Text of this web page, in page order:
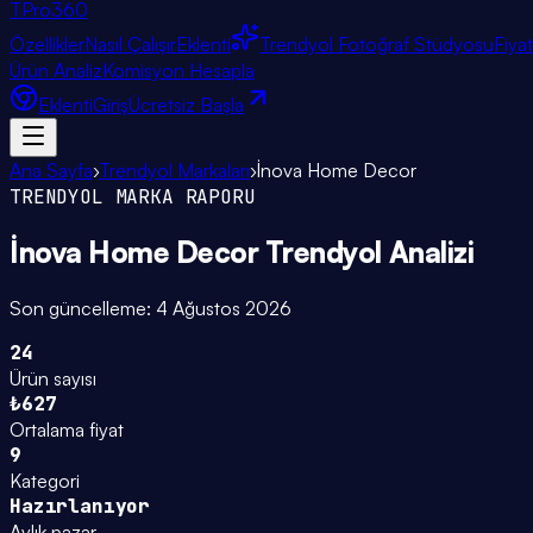
TPro360
ÖzelliklerNasıl ÇalışırEklenti Trendyol Fotoğraf Stüdyosu
Ürün AnalizKomisyon Hesapla
EklentiGirişÜcretsiz Başla
Ana Sayfa›Trendyol Markaları›İnova Home Decor
TRENDYOL MARKA RAPORU
İnova Home Decor Trendyol Analizi
Son güncelleme: 4 Ağustos 2026
24
Ürün sayısı
₺627
Ortalama fiyat
9
Kategori
Hazırlanıyor